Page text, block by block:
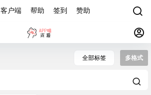
客户端 帮助 签到 赞助
全部标签 多格式